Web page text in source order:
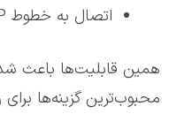
اتصال به خطوط SIP و سرویس‌های VoIP